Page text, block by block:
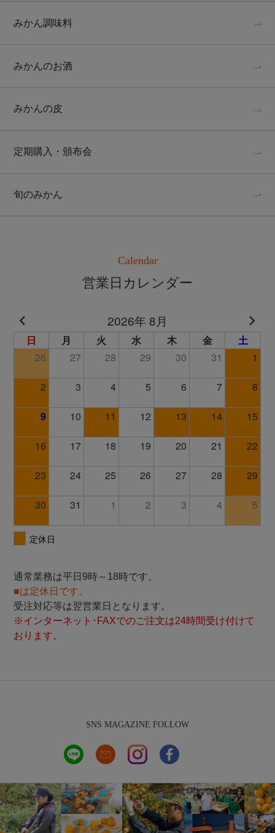
みかん調味料
みかんのお酒
みかんの皮
定期購入・頒布会
旬のみかん
Calendar
営業日カレンダー
通常業務は平日9時～18時です。
■は定休日です。
受注対応等は翌営業日となります。
※インターネット･FAXでのご注文は24時間受け付けて
おります。
SNS MAGAZINE FOLLOW